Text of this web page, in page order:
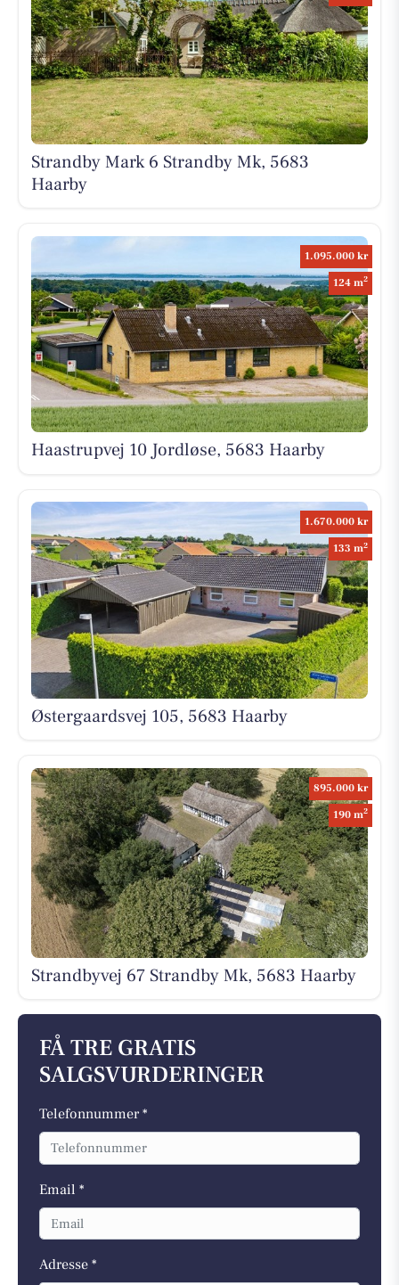
Strandby Mark 6 Strandby Mk, 5683
Haarby
1.095.000 kr
124 m2
Haastrupvej 10 Jordløse, 5683 Haarby
1.670.000 kr
133 m2
Østergaardsvej 105, 5683 Haarby
895.000 kr
190 m2
Strandbyvej 67 Strandby Mk, 5683 Haarby
FÅ TRE GRATIS
SALGSVURDERINGER
Telefonnummer *
Email *
Adresse *